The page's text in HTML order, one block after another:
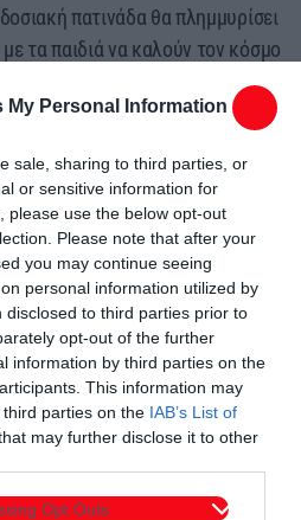
My Personal Information
sale, sharing to third parties, or
or sensitive information for
please use the below opt-out
Please note that after your
you may continue seeing
personal information utilized by
to third parties prior to
opt-out of the further
information by third parties on the
This information may
parties on the IAB’s List of
may further disclose it to other
Opt Outs
πατινάδα θα πλημμυρίσει
τα παιδιά να καλούν τον κόσμο
τη νέα γενιά
ρίζες μας ζωντανεύουν μέσα
μας.
email